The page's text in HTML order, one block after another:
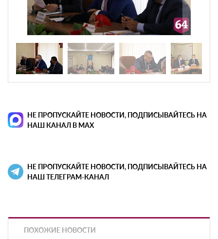
НЕ ПРОПУСКАЙТЕ НОВОСТИ, ПОДПИСЫВАЙТЕСЬ НА
НАШ КАНАЛ В MAX
НЕ ПРОПУСКАЙТЕ НОВОСТИ, ПОДПИСЫВАЙТЕСЬ НА
НАШ ТЕЛЕГРАМ-КАНАЛ
ПОХОЖИЕ НОВОСТИ